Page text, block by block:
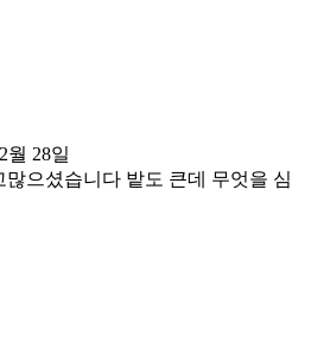
월 28일
으셨습니다 밭도 큰데 무엇을 심